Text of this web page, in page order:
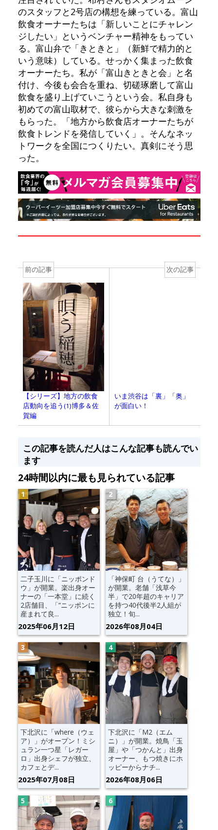
のスタッフと2号店の構想を練っている。富山
飲食オーナーたちは「新しいことにチャレン
ジしたい」というベンチャー精神をもってい
る。富山弁で「きときと」（新鮮で精力的と
いう意味）している。せっかく集まった飲食
オーナーたち。私が「富山きときと会」と名
付け、今後も会合を重ね、切磋琢磨して富山
飲食を盛り上げていこうという会。私自身も
初めての富山取材で、彼らから大きな刺激を
もらった。「地方から飲食店オーナーたちが
飲食トレンドを発信していく」。そんなネッ
トワークを全国につくりたい。真剣にそう思
った。
前の記事
【シリーズ】地方の飲食
店動向を追う(1)博多＆佐
賀編
次の記事
いま渋谷は「裏」「奥」
が面白い！
この記事を読んだ人はこんな記事も読んでい
ます
24時間以内に最も見られている記事
二子玉川に「ニッポンド
ウ」が開業。楽出身オー
ナーの「一本堂」に続く
2店舗目、「“ニッポンに
産まれて良...
2025年06月12日
「神保町 台（うてな）」
が開業。老舗「浅草今
半」で20年超のキャリア
を持つ40代後半2人組が
独立！旬...
2026年08月04日
下北沢に「where（ウェ
ア）」がオープン！ミシ
ュラン一つ星「レガー
ロ」出身シェフが独立、
カフェとデ...
2025年07月08日
下北沢に「M2（エム
ニ）」が開業。焼鳥「玉
屋」や「つかんと」出身
オーナー、もつ焼きにホ
ッピーからナチ...
2026年08月06日